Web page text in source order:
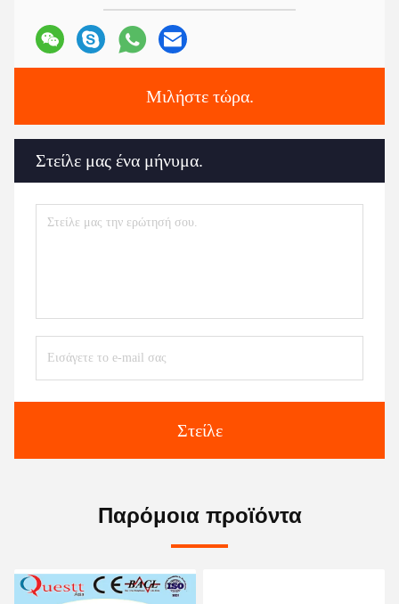
Μιλήστε τώρα.
Στείλε μας ένα μήνυμα.
Στείλε
Παρόμοια προϊόντα